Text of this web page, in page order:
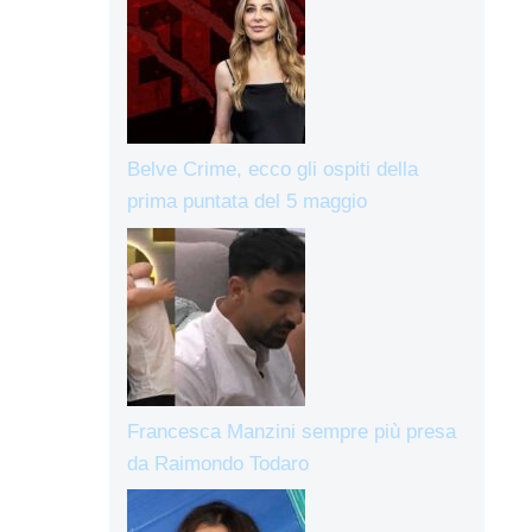
Belve Crime, ecco gli ospiti della
prima puntata del 5 maggio
Francesca Manzini sempre più presa
da Raimondo Todaro